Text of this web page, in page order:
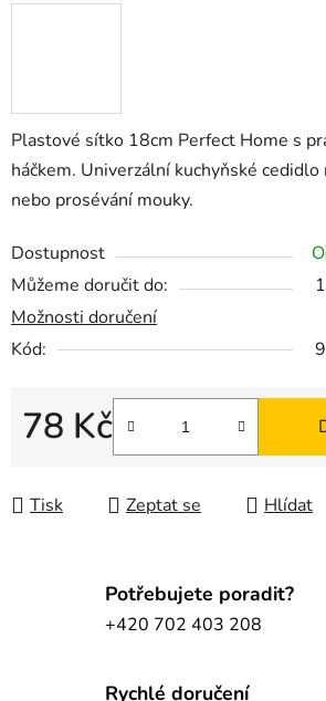
Plastové sítko 18cm Perfect Home s
háčkem. Univerzální kuchyňské cedidlo
nebo prosévání mouky.
Dostupnost
Můžeme doručit do:
Možnosti doručení
Kód:
78 Kč
Měrná cena:
Tisk Zeptat se Hlídat
Potřebujete poradit?
+420 702 403 208
Rychlé doručení